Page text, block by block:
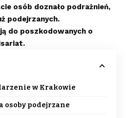
osób doznało podrażnień,
podejrzanych.
do poszkodowanych o
w Krakowie
osoby podejrzane